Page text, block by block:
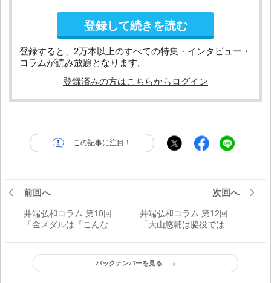
登録して続きを読む
登録すると、2万本以上のすべての特集・インタビュー・
コラムが読み放題となります。
登録済みの方はこちらからログイン
この記事に注目！
前回へ
井端弘和コラム 第10回
「金メダルは『こんな
いていました」
次回へ
井端弘和コラム 第12回
「大山悠輔は脇役ではあ
バックナンバーを見る